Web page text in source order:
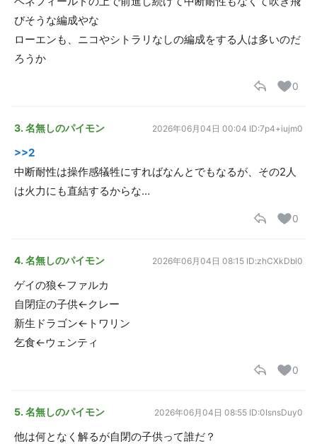
びそうな編成やな
ローエンも、ニコやシトラリなしの編成をする人は多いのだ
ろうか
0
3. 名無しのパイモン 2026年06月04日 00:04 ID:7p4+iujm0
>>2
中断耐性は操作感犠牲にすればなんとでもなるが、その2人
は火力にも直結するからな…
0
4. 名無しのパイモン 2026年06月04日 08:15 ID:zhCXkDbl0
ゲイの狼←ファルカ
自閉症の子供←クレー
新生ドラゴン←トワリン
乞食←ウェンティ
0
5. 名無しのパイモン 2026年06月04日 08:55 ID:0IsnsDuy0
他は何となく解るが自閉の子供って誰だ？